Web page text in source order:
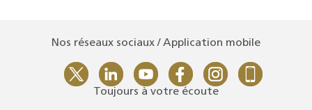
Nos réseaux sociaux / Application mobile
Toujours à votre écoute